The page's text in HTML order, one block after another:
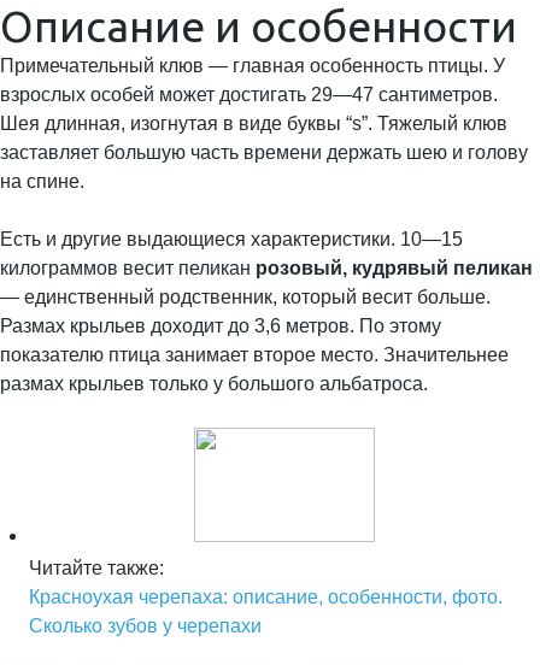
Описание и особенности
Примечательный клюв — главная особенность птицы. У
взрослых особей может достигать 29—47 сантиметров.
Шея длинная, изогнутая в виде буквы “s”. Тяжелый клюв
заставляет большую часть времени держать шею и голову
на спине.
Есть и другие выдающиеся характеристики. 10—15
килограммов весит пеликан розовый, кудрявый пеликан
— единственный родственник, который весит больше.
Размах крыльев доходит до 3,6 метров. По этому
показателю птица занимает второе место. Значительнее
размах крыльев только у большого альбатроса.
Читайте также:
Красноухая черепаха: описание, особенности, фото.
Сколько зубов у черепахи